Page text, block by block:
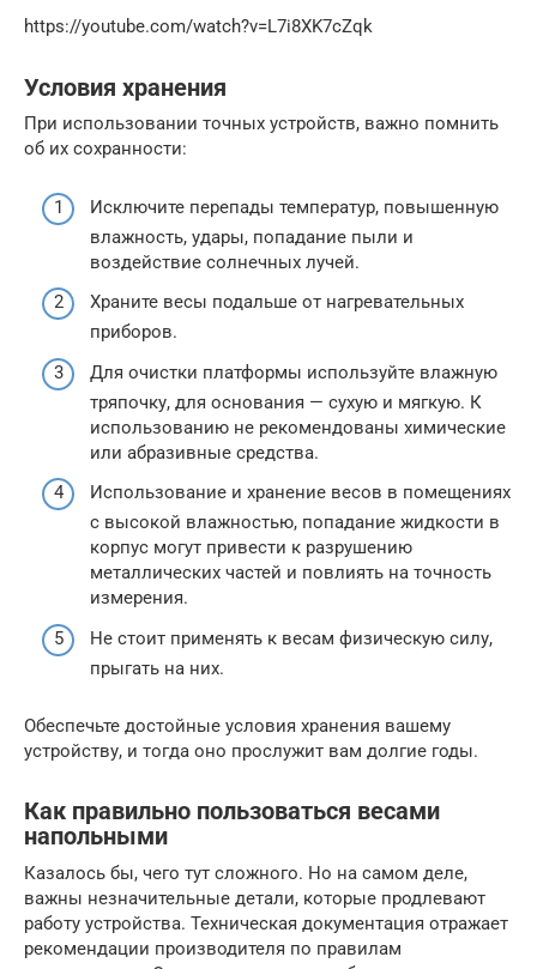
https://youtube.com/watch?v=L7i8XK7cZqk
Условия хранения
При использовании точных устройств, важно помнить
об их сохранности:
Исключите перепады температур, повышенную
влажность, удары, попадание пыли и
воздействие солнечных лучей.
Храните весы подальше от нагревательных
приборов.
Для очистки платформы используйте влажную
тряпочку, для основания — сухую и мягкую. К
использованию не рекомендованы химические
или абразивные средства.
Использование и хранение весов в помещениях
с высокой влажностью, попадание жидкости в
корпус могут привести к разрушению
металлических частей и повлиять на точность
измерения.
Не стоит применять к весам физическую силу,
прыгать на них.
Обеспечьте достойные условия хранения вашему
устройству, и тогда оно прослужит вам долгие годы.
Как правильно пользоваться весами
напольными
Казалось бы, чего тут сложного. Но на самом деле,
важны незначительные детали, которые продлевают
работу устройства. Техническая документация отражает
рекомендации производителя по правилам